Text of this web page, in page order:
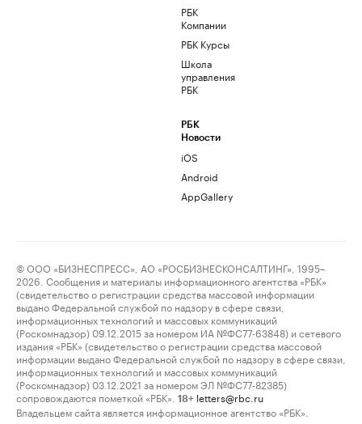
РБК
Компании
РБК Курсы
Школа
управления
РБК
РБК
Новости
iOS
Android
AppGallery
© ООО «БИЗНЕСПРЕСС», АО «РОСБИЗНЕСКОНСАЛТИНГ», 1995–
2026. Сообщения и материалы информационного агентства «РБК»
(свидетельство о регистрации средства массовой информации
выдано Федеральной службой по надзору в сфере связи,
информационных технологий и массовых коммуникаций
(Роскомнадзор) 09.12.2015 за номером ИА №ФС77-63848) и сетевого
издания «РБК» (свидетельство о регистрации средства массовой
информации выдано Федеральной службой по надзору в сфере связи,
информационных технологий и массовых коммуникаций
(Роскомнадзор) 03.12.2021 за номером ЭЛ №ФС77-82385)
сопровождаются пометкой «РБК».
18+ letters@rbc.ru
Владельцем сайта является информационное агентство «РБК».